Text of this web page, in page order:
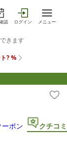
認 ログイン メニュー
ーポン クチコミ